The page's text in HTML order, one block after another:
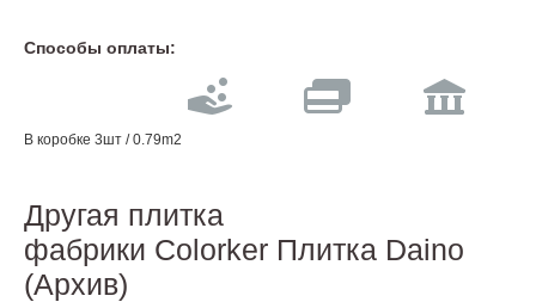
Способы оплаты:
В коробке 3шт / 0.79m2
Другая плитка
фабрики Colorker Плитка Daino
(Архив)